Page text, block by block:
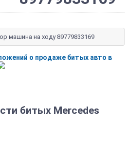
машина на ходу 89779833169
о продаже битых авто в
битых Mercedes